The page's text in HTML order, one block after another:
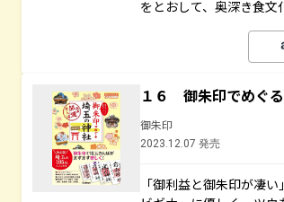
をとおして、奥深き食文
１６ 御朱印でめぐ
御朱印
2023.12.07 発売
「御利益と御朱印が凄